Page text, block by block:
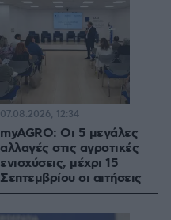
myAGRO: Οι 5 μεγάλες
αλλαγές στις αγροτικές
ενισχύσεις, μέχρι 15
Σεπτεμβρίου οι αιτήσεις
07.08.2026, 12:34